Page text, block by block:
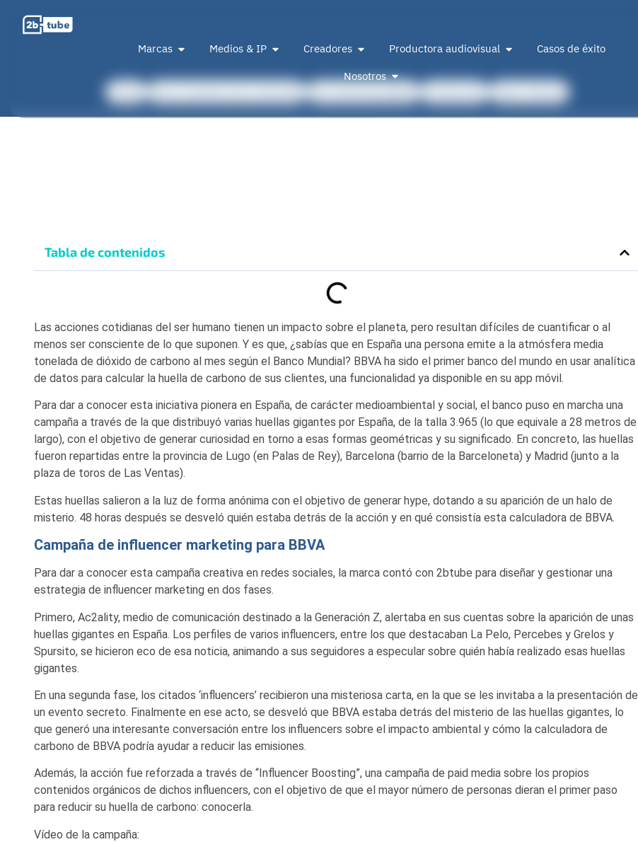
Marcas Medios & IP Creadores Productora audiovisual Casos de éxito
Nosotros
Tabla de contenidos
Las acciones cotidianas del ser humano tienen un impacto sobre el planeta, pero resultan difíciles de cuantificar o al
menos ser consciente de lo que suponen. Y es que, ¿sabías que en España una persona emite a la atmósfera media
tonelada de dióxido de carbono al mes según el Banco Mundial? BBVA ha sido el primer banco del mundo en usar analítica
de datos para calcular la huella de carbono de sus clientes, una funcionalidad ya disponible en su app móvil.
Para dar a conocer esta iniciativa pionera en España, de carácter medioambiental y social, el banco puso en marcha una
campaña a través de la que distribuyó varias huellas gigantes por España, de la talla 3.965 (lo que equivale a 28 metros de
largo), con el objetivo de generar curiosidad en torno a esas formas geométricas y su significado. En concreto, las huellas
fueron repartidas entre la provincia de Lugo (en Palas de Rey), Barcelona (barrio de la Barceloneta) y Madrid (junto a la
plaza de toros de Las Ventas).
Estas huellas salieron a la luz de forma anónima con el objetivo de generar hype, dotando a su aparición de un halo de
misterio. 48 horas después se desveló quién estaba detrás de la acción y en qué consistía esta calculadora de BBVA.
Campaña de influencer marketing para BBVA
Para dar a conocer esta campaña creativa en redes sociales, la marca contó con 2btube para diseñar y gestionar una
estrategia de influencer marketing en dos fases.
Primero, Ac2ality, medio de comunicación destinado a la Generación Z, alertaba en sus cuentas sobre la aparición de unas
huellas gigantes en España. Los perfiles de varios influencers, entre los que destacaban La Pelo, Percebes y Grelos y
Spursito, se hicieron eco de esa noticia, animando a sus seguidores a especular sobre quién había realizado esas huellas
gigantes.
En una segunda fase, los citados ‘influencers’ recibieron una misteriosa carta, en la que se les invitaba a la presentación de
un evento secreto. Finalmente en ese acto, se desveló que BBVA estaba detrás del misterio de las huellas gigantes, lo
que generó una interesante conversación entre los influencers sobre el impacto ambiental y cómo la calculadora de
carbono de BBVA podría ayudar a reducir las emisiones.
Además, la acción fue reforzada a través de “Influencer Boosting”, una campaña de paid media sobre los propios
contenidos orgánicos de dichos influencers, con el objetivo de que el mayor número de personas dieran el primer paso
para reducir su huella de carbono: conocerla.
Vídeo de la campaña: